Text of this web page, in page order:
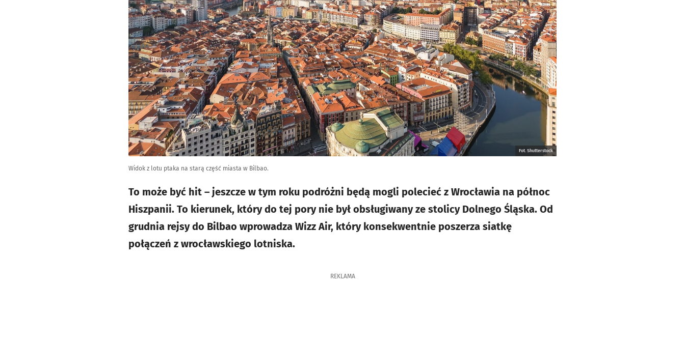
Fot. Shutterstock
Widok z lotu ptaka na starą część miasta w Bilbao.
To może być hit – jeszcze w tym roku podróżni będą mogli polecieć z Wrocławia na północ
Hiszpanii. To kierunek, który do tej pory nie był obsługiwany ze stolicy Dolnego Śląska. Od
grudnia rejsy do Bilbao wprowadza Wizz Air, który konsekwentnie poszerza siatkę
połączeń z wrocławskiego lotniska.
REKLAMA